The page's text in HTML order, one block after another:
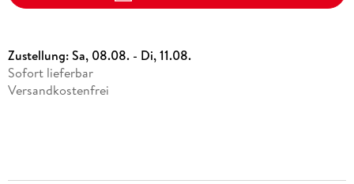
Zustellung:Sa, 08.08. - Di, 11.08.
Sofort lieferbar
Versandkostenfrei